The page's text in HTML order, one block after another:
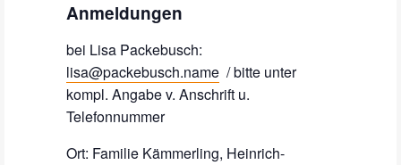
Anmeldungen
bei Lisa Packebusch:
lisa@packebusch.name / bitte unter
kompl. Angabe v. Anschrift u.
Telefonnummer
Ort: Familie Kämmerling, Heinrich-